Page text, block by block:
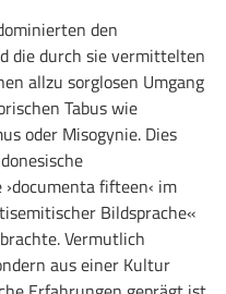
den
die durch sie vermittelten
allzu sorglosen Umgang
Tabus wie
oder Misogynie. Dies
fifteen‹ im
Bildsprache«
Vermutlich
aus einer Kultur